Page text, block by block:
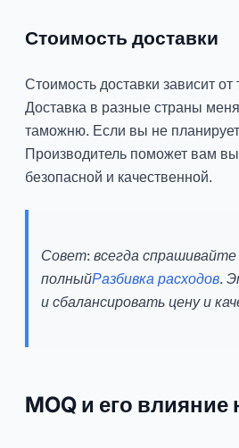
Стоимость доставки
Стоимость доставки зависит
Доставка в разные страны
таможню. Если вы не
Производитель поможет вам
безопасной и качественной.
Совет: всегда
полныйРазбивка расходов.
и сбалансировать цену и
MOQ и его